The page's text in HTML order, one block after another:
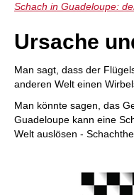
Schach in Guadeloupe:
Ursache
Man sagt, dass der
anderen Welt einen
Man könnte sagen, das
Guadeloupe kann eine
Welt auslösen -